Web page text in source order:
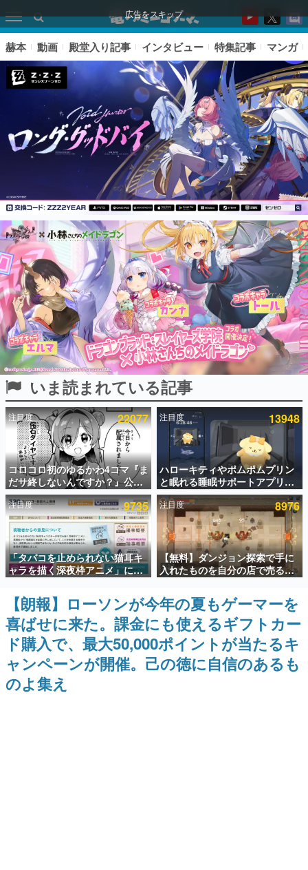
広告をスキップ
ピックアップ
電ファミのいま読まれている記事ランキング
アプリセール情報
インタビュー
連載・特集一覧
殿堂入り記事
SNS拡散数が数千以上！ ページビュー数万以上！ などな
ど。多くの人々に読まれた、電ファミ渾身の“殿堂入り”記
事をまとめました。
ゲームの企画書
名作ゲームクリエイターの方々に製作時のエピソードをお
聞きし、ヒットする企画（ゲーム）とは何か？を探ってい
きます。
赫本
この物語を解いてはいけない。『赫本』は、〈試験問題〉
の形をした短編ホラー小説集です。
新世代に訊く
これからのデジタルゲーム市場を担う若きクリエイター達
の姿を追い、彼らのルーツと情熱を探っていきます。
ゲーム世代の作家たち
ゲームに多大な影響を受けた作家さんに取材し、ゲームが
日本のコンテンツ産業やカルチャーに与えた影響を探る企
画です。
日本モバイルゲーム産業史
日本のモバイルゲーム史における主要なトピック・タイト
赫本 動画 殿堂入り記事 インタビュー 特集記事 マンガ
いま読まれている記事
注目度 22077
コロコロ初のゆるかわ4コマ『ま
だサ終しないんですか？』公開
スタート。主人公は新入社員の
侘石ダイヤ、ゲーム会社を舞台
にトラブルへ対応する社員たち
を描く
注目度 13948
ハローキティやポムポムプリン
と眠れる睡眠サポートアプリ
『ゆめたび』が配信中。キャラ
ごとのASMRや目覚ましアラー
ムも搭載
注目度 9735
「タバコを止められない猫耳キ
ャラを描く深夜枠アニメ」に視
聴者の一部から批判意見。違法
薬物の使用と思わしき描写も含
めて、BPOが議論を交わす
注目度 8976
【無料】ダンジョン探索で手に
入れたものを自分の店で売るゲ
ーム『Moonlighter』がSteam
にて無料配布中！続編
『Moonlighter 2』の9月2日正
式リリースを記念したキャンペ
ーン
【朗報】ローソンが今年の夏もゲーマーを
喜ばせに来た。課金にも使えるギフトカー
ド購入で、最大50,000ポイントが当たるキ
ャンペーンが開催。己の徳に自信のあるも
のよ集え